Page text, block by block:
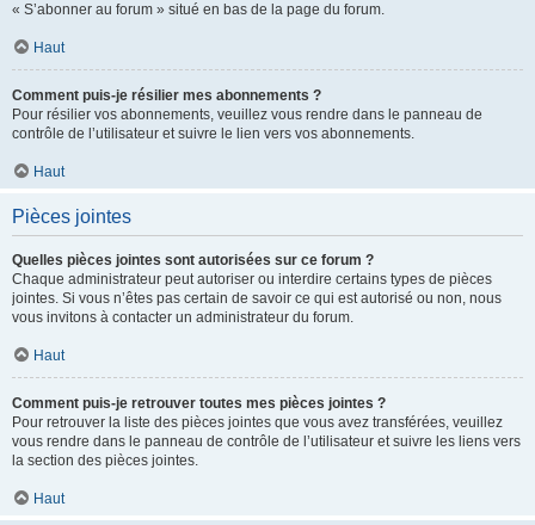
« S’abonner au forum » situé en bas de la page du forum.
Haut
Comment puis-je résilier mes abonnements ?
Pour résilier vos abonnements, veuillez vous rendre dans le panneau de
contrôle de l’utilisateur et suivre le lien vers vos abonnements.
Haut
Pièces jointes
Quelles pièces jointes sont autorisées sur ce forum ?
Chaque administrateur peut autoriser ou interdire certains types de pièces
jointes. Si vous n’êtes pas certain de savoir ce qui est autorisé ou non, nous
vous invitons à contacter un administrateur du forum.
Haut
Comment puis-je retrouver toutes mes pièces jointes ?
Pour retrouver la liste des pièces jointes que vous avez transférées, veuillez
vous rendre dans le panneau de contrôle de l’utilisateur et suivre les liens vers
la section des pièces jointes.
Haut